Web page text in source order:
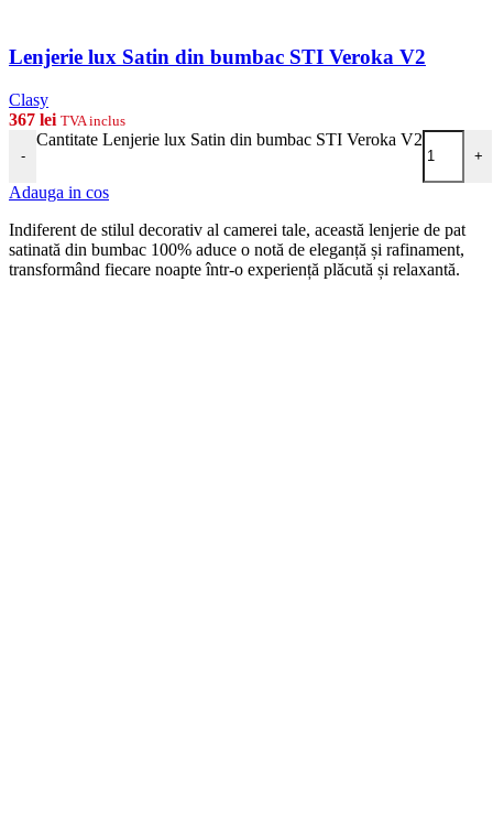
Lenjerie lux Satin din bumbac STI Veroka V2
Clasy
367 lei TVA inclus
-
Cantitate Lenjerie lux Satin din bumbac STI Veroka V2
+
Adauga in cos
Indiferent de stilul decorativ al camerei tale, această lenjerie de pat
satinată din bumbac 100% aduce o notă de eleganță și rafinament,
transformând fiecare noapte într-o experiență plăcută și relaxantă.